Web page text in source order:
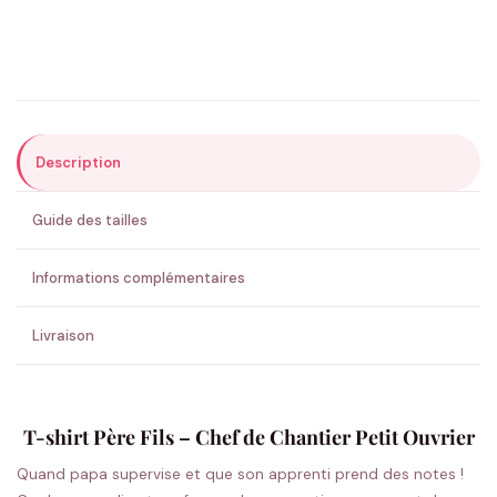
ENVOYER MA DEMANDE ✨
💚 Retour sous 24-48h🇫🇷 Flocage en France✅ Validation avant fabrication
Description
Guide des tailles
Informations complémentaires
Livraison
T-shirt Père Fils – Chef de Chantier Petit Ouvrier
Quand papa supervise et que son apprenti prend des notes !